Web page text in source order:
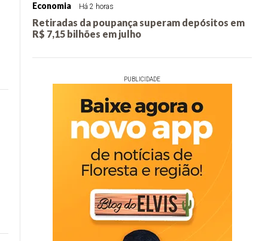
Economia Há 2 horas
Retiradas da poupança superam depósitos em
R$ 7,15 bilhões em julho
PUBLICIDADE